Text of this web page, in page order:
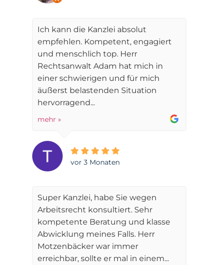
Ich kann die Kanzlei absolut
empfehlen. Kompetent, engagiert
und menschlich top. Herr
Rechtsanwalt Adam hat mich in
einer schwierigen und für mich
äußerst belastenden Situation
hervorragend...
mehr »
vor 3 Monaten
Super Kanzlei, habe Sie wegen
Arbeitsrecht konsultiert. Sehr
kompetente Beratung und klasse
Abwicklung meines Falls. Herr
Motzenbäcker war immer
erreichbar, sollte er mal in einem...